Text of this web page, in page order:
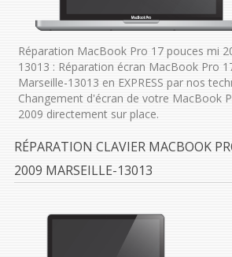
Réparation MacBook Pro 17 pouces mi
13013 : Réparation écran MacBook Pro
Marseille-13013 en EXPRESS par nos
Changement d'écran de votre MacBook
2009 directement sur place.
RÉPARATION CLAVIER MACBOOK
2009 MARSEILLE-13013